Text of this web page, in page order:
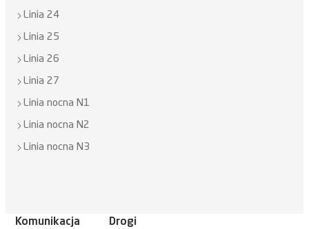
Linia 24
Linia 25
Linia 26
Linia 27
Linia nocna N1
Linia nocna N2
Linia nocna N3
Komunikacja Drogi